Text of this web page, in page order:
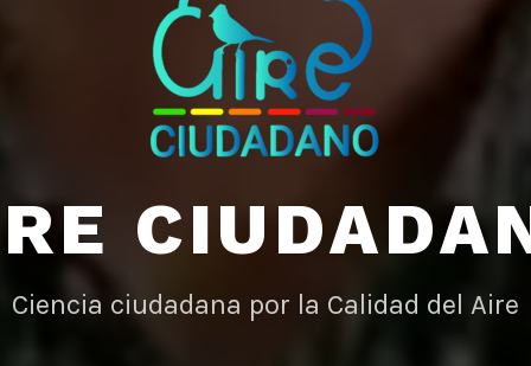
Ciencia ciudadana por la Calidad del Aire